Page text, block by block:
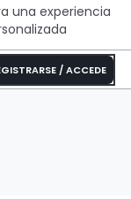
una experiencia
/ ACCEDE